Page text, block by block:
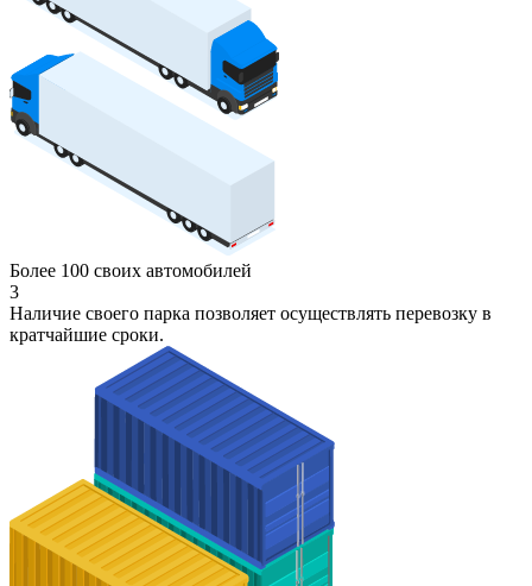
Более 100 своих автомобилей
3
Наличие своего парка позволяет осуществлять перевозку в
кратчайшие сроки.